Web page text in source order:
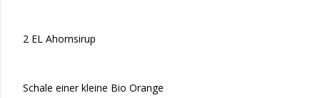
2 EL Ahornsirup
Schale einer kleine Bio Orange